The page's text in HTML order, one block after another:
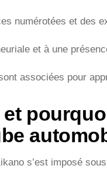
numérotées et des
et à une
associées pour
s’est imposé